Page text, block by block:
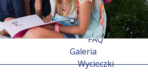
Ogłoszenia
Rekrutacja
Nabór
FAQ
Galeria
Wycieczki